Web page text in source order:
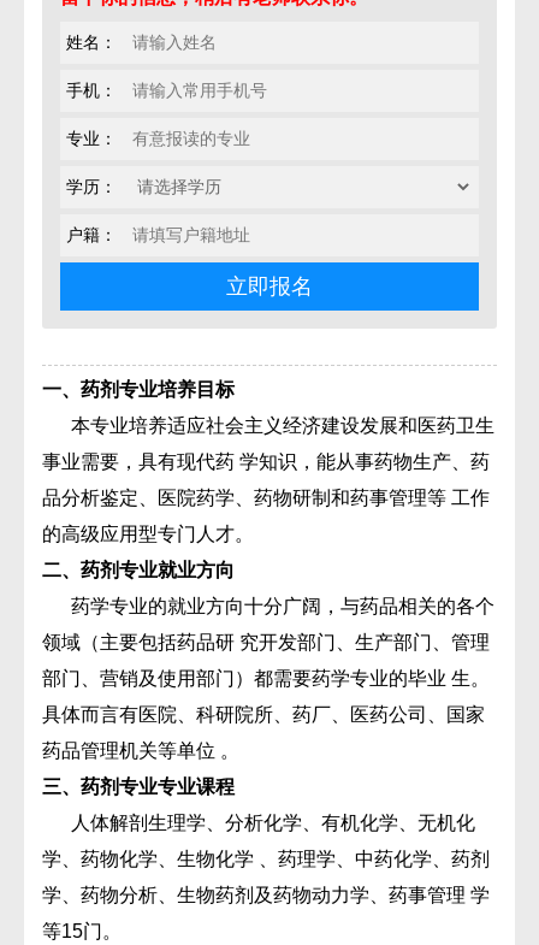
姓名：
手机：
专业：
学历：
户籍：
一、药剂专业培养目标
本专业培养适应社会主义经济建设发展和医药卫生
事业需要，具有现代药 学知识，能从事药物生产、药
品分析鉴定、医院药学、药物研制和药事管理等 工作
的高级应用型专门人才。
二、药剂专业就业方向
药学专业的就业方向十分广阔，与药品相关的各个
领域（主要包括药品研 究开发部门、生产部门、管理
部门、营销及使用部门）都需要药学专业的毕业 生。
具体而言有医院、科研院所、药厂、医药公司、国家
药品管理机关等单位 。
三、药剂专业专业课程
人体解剖生理学、分析化学、有机化学、无机化
学、药物化学、生物化学 、药理学、中药化学、药剂
学、药物分析、生物药剂及药物动力学、药事管理 学
等15门。